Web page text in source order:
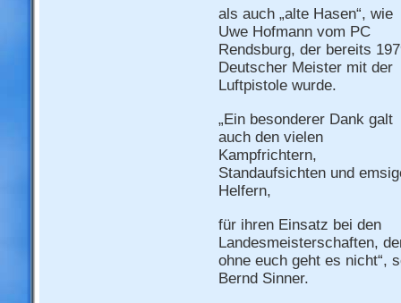
als auch „alte Hasen“, wie
Uwe Hofmann vom PC
Rendsburg, der bereits
Deutscher Meister mit der
Luftpistole wurde.
„Ein besonderer Dank galt
auch den vielen
Kampfrichtern,
Standaufsichten und
Helfern,
für ihren Einsatz bei den
Landesmeisterschaften,
ohne euch geht es nicht“,
Bernd Sinner.